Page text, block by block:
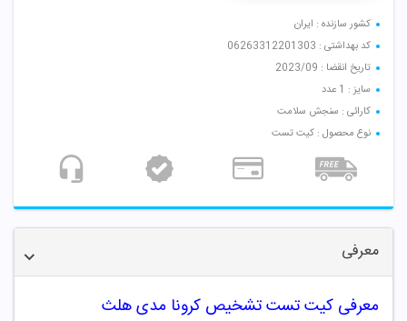
کشور سازنده : ایران
کد بهداشتی : 06263312201303
تاریخ انقضا : 2023/09
سایز : 1 عدد
کارائی : سنجش سلامت
نوع محصول : کیت تست
معرفی
معرفی کیت تست تشخیص کرونا مدی هلث